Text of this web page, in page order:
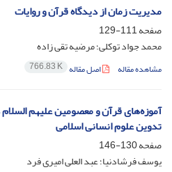
مدیریت زمان از دیدگاه قرآن و روایات
صفحه111-129
محمد جواد توکلی؛ مرضیه تقی زاده
مشاهده مقاله اصل مقاله 766.83 K
آموزه‌های قرآن و معصومین علیهم
تدوین علوم انسانی اسلامی
صفحه130-146
یوسف فرشادنیا؛ عبد العلی امیری فرد